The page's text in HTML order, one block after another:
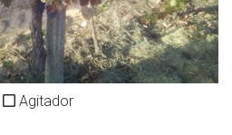
Agitador